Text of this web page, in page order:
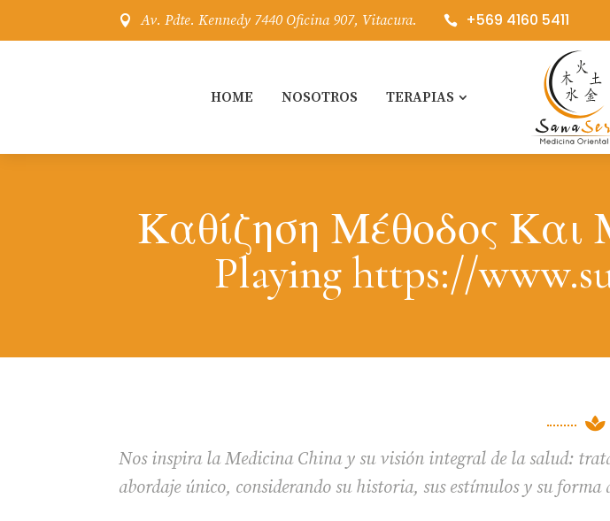
 Av. Pdte. Kennedy 7440 Oficina 907, Vitacura.  +569 4160 5411
HOME NOSOTROS TERAPIAS
Καθίζηση Μέθοδος
Playing https://

Nos inspira la Medicina China y su visión integral de la salud:
abordaje único, considerando su historia, sus estímulos y su forma